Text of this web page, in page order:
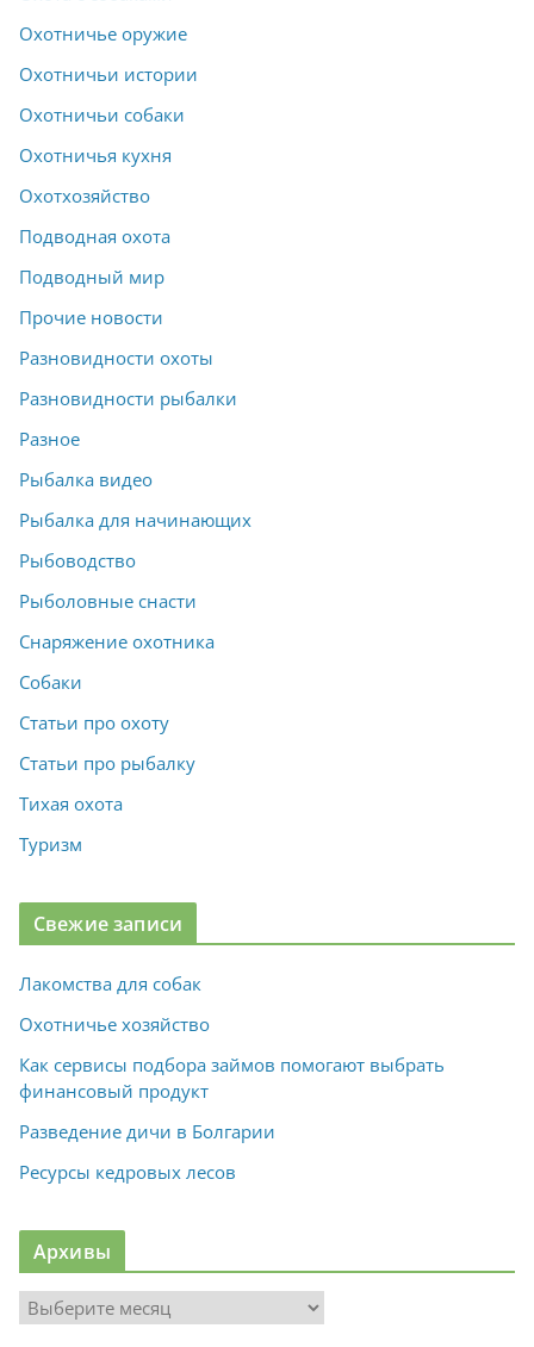
Охотничье оружие
Охотничьи истории
Охотничьи собаки
Охотничья кухня
Охотхозяйство
Подводная охота
Подводный мир
Прочие новости
Разновидности охоты
Разновидности рыбалки
Разное
Рыбалка видео
Рыбалка для начинающих
Рыбоводство
Рыболовные снасти
Снаряжение охотника
Собаки
Статьи про охоту
Статьи про рыбалку
Тихая охота
Туризм
Свежие записи
Лакомства для собак
Охотничье хозяйство
Как сервисы подбора займов помогают выбрать
финансовый продукт
Разведение дичи в Болгарии
Ресурсы кедровых лесов
Архивы
р